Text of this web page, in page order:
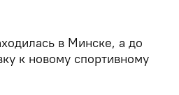
в Минске, а до
к новому спортивному